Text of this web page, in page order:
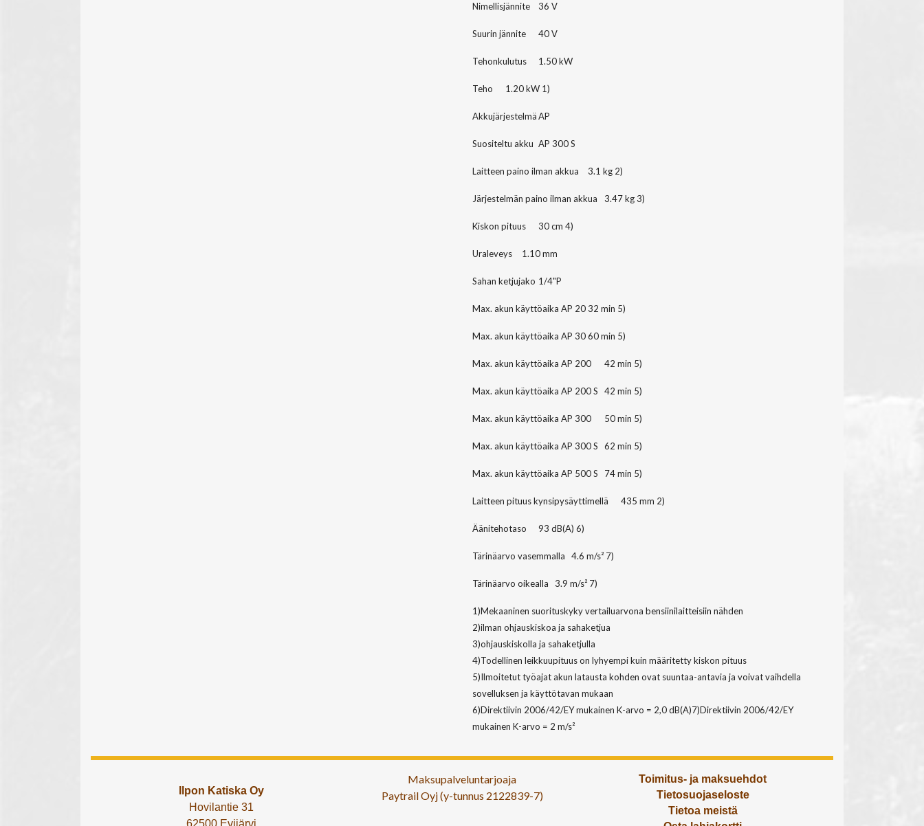
Nimellisjännite 36 V
Suurin jännite 40 V
Tehonkulutus 1.50 kW
Teho 1.20 kW 1)
AkkujärjestelmäAP
Suositeltu akku AP 300 S
Laitteen paino ilman akkua 3.1 kg 2)
Järjestelmän paino ilman akkua 3.47 kg 3)
Kiskon pituus 30 cm 4)
Uraleveys 1.10 mm
Sahan ketjujako 1/4"P
Max. akun käyttöaika AP 2032 min 5)
Max. akun käyttöaika AP 3060 min 5)
Max. akun käyttöaika AP 200 42 min 5)
Max. akun käyttöaika AP 200 S 42 min 5)
Max. akun käyttöaika AP 300 50 min 5)
Max. akun käyttöaika AP 300 S 62 min 5)
Max. akun käyttöaika AP 500 S 74 min 5)
Laitteen pituus kynsipysäyttimellä 435 mm 2)
Äänitehotaso 93 dB(A) 6)
Tärinäarvo vasemmalla 4.6 m/s² 7)
Tärinäarvo oikealla 3.9 m/s² 7)
1)Mekaaninen suorituskyky vertailuarvona bensiinilaitteisiin nähden
2)ilman ohjauskiskoa ja sahaketjua
3)ohjauskiskolla ja sahaketjulla
4)Todellinen leikkuupituus on lyhyempi kuin määritetty kiskon pituus
5)Ilmoitetut työajat akun latausta kohden ovat suuntaa-antavia ja voivat vaihdella
sovelluksen ja käyttötavan mukaan
6)Direktiivin 2006/42/EY mukainen K-arvo = 2,0 dB(A)7)Direktiivin 2006/42/EY
mukainen K-arvo = 2 m/s²
Ilpon Katiska Oy
Hovilantie 31
Maksupalveluntarjoaja
Paytrail Oyj (y-tunnus 2122839-7)
Toimitus- ja maksuehdot
Tietosuojaseloste
Tietoa meistä